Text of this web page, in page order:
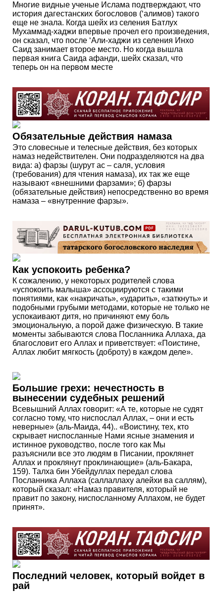
Многие видные ученые Ислама подтверждают, что
история дагестанских богословов (‘алимов) такого
еще не знала. Когда шейх из селения Батлух
Мухаммад-хаджи впервые прочел его произведения,
он сказал, что после ‘Али-хаджи из селения Инхо
Саид занимает второе место. Но когда вышла
первая книга Саида афанди, шейх сказал, что
теперь он на первом месте
Обязательные действия намаза
Это словесные и телесные действия, без которых
намаз недействителен. Они подразделяются на два
вида: а) фарзы (шурут ас – саля, условия
(требования) для чтения намаза), их так же еще
называют «внешними фарзами»; б) фарзы
(обязательные действия) непосредственно во время
намаза – «внутренние фарзы».
Как успокоить ребенка?
К сожалению, у некоторых родителей слова
«успокоить малыша» ассоциируются с такими
понятиями, как «накричать», «ударить», «заткнуть» и
подобными грубыми методами, которые не только не
успокаивают дитя, но причиняют ему боль
эмоциональную, а порой даже физическую. В такие
моменты забываются слова Посланника Аллаха, да
благословит его Аллах и приветствует: «Поистине,
Аллах любит мягкость (доброту) в каждом деле».
Большие грехи: нечестность в
вынесении судебных решений
Всевышний Аллах говорит: «А те, которые не судят
согласно тому, что ниспослал Аллах, – они и есть
неверные» (аль-Маида, 44).. «Воистину, тех, кто
скрывает ниспосланные Нами ясные знамения и
истинное руководство, после того как Мы
разъяснили все это людям в Писании, проклянет
Аллах и проклянут проклинающие» (аль-Бакара,
159). Талха бин Убейдуллах передал слова
Посланника Аллаха (саллаллаху алейхи ва саллям),
который сказал: «Намаз правителя, который не
правит по закону, ниспосланному Аллахом, не будет
принят».
Последний человек, который войдет в
рай